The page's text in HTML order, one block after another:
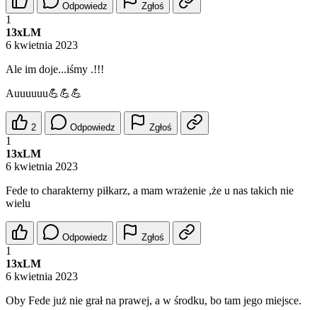
Odpowiedz Zgłoś
1
13xLM
6 kwietnia 2023
Ale im doje...iśmy .!!!
Auuuuuu💪💪💪
2 Odpowiedz Zgłoś
1
13xLM
6 kwietnia 2023
Fede to charakterny piłkarz, a mam wrażenie ,że u nas takich nie
wielu
Odpowiedz Zgłoś
1
13xLM
6 kwietnia 2023
Oby Fede już nie grał na prawej, a w środku, bo tam jego miejsce.